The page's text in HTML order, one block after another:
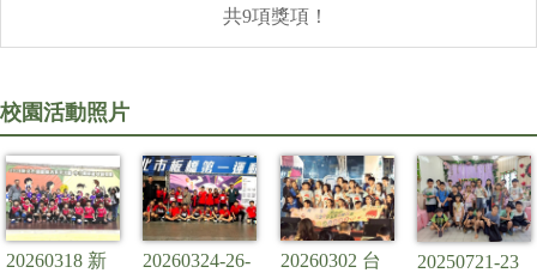
共9項獎項！
校園活動照片
20260318 新
20260324-26-
20260302 台
20250721-23